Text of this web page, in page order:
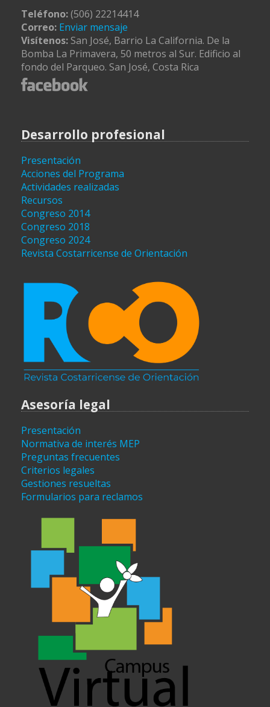
Teléfono:(506) 22214414
Correo: Enviar mensaje
Visítenos: San José, Barrio La California. De la
Bomba La Primavera, 50 metros al Sur. Edificio al
fondo del Parqueo. San José, Costa Rica
Desarrollo profesional
Presentación
Acciones del Programa
Actividades realizadas
Recursos
Congreso 2014
Congreso 2018
Congreso 2024
Revista Costarricense de Orientación
Asesoría legal
Presentación
Normativa de interés MEP
Preguntas frecuentes
Criterios legales
Gestiones resueltas
Formularios para reclamos